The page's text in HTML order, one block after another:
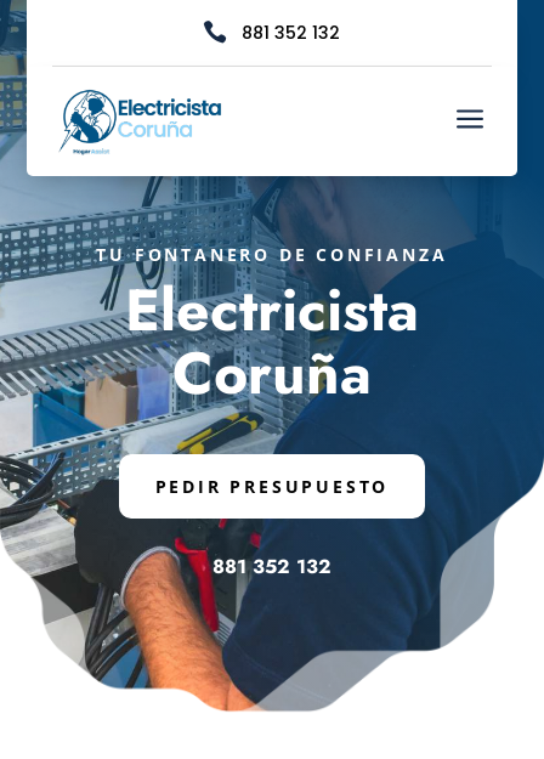
 881 352 132
a
TU FONTANERO DE CONFIANZA
Electricista
Coruña
PEDIR PRESUPUESTO
881 352 132